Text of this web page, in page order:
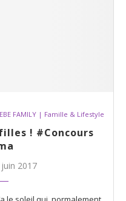
FAMILY | Famille & Lifestyle
! #Concours
2017